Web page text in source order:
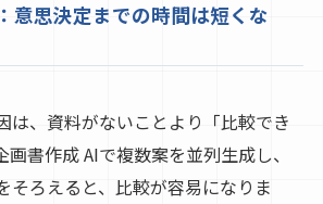
意思決定までの時間は短くな
は、資料がないことより「比較でき
書作成 AIで複数案を並列生成し、
そろえると、比較が容易になりま